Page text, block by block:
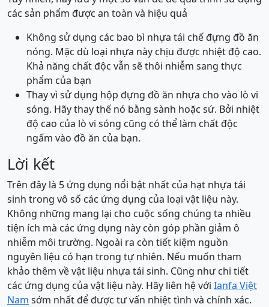
các sản phẩm được an toàn và hiệu quả
Không sử dụng các bao bì nhựa tái chế đựng đồ ăn
nóng. Mặc dù loại nhựa này chịu được nhiệt độ cao.
Khả năng chất độc vẫn sẽ thôi nhiễm sang thực
phẩm của bạn
Thay vì sử dụng hộp đựng đồ ăn nhựa cho vào lò vi
sóng. Hãy thay thế nó bằng sành hoặc sứ. Bởi nhiệt
độ cao của lò vi sóng cũng có thể làm chất độc
ngấm vào đồ ăn của bạn.
Lời kết
Trên đây là 5 ứng dụng nổi bật nhất của hạt nhựa tái
sinh trong vô số các ứng dụng của loại vật liệu này.
Không những mang lại cho cuộc sống chúng ta nhiều
tiện ích mà các ứng dụng này còn góp phần giảm ô
nhiễm môi trường. Ngoài ra còn tiết kiệm nguồn
nguyên liệu có hạn trong tự nhiên. Nếu muốn tham
khảo thêm về vật liệu nhựa tái sinh. Cũng như chi tiết
các ứng dụng của vật liệu này. Hãy liên hệ với Ianfa Việt
Nam sớm nhất để được tư vấn nhiệt tình và chính xác.